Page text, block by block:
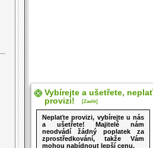
Vybírejte a ušetřete,
provizi!
[Zavřít]
Neplaťte provizi, vybírejte u nás
a ušetřete! Majitelé nám
neodvádí žádný poplatek za
zprostředkování, takže Vám
mohou nabídnout lepší cenu.